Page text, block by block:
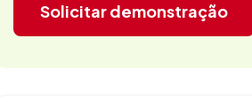
Solicitar demonstração